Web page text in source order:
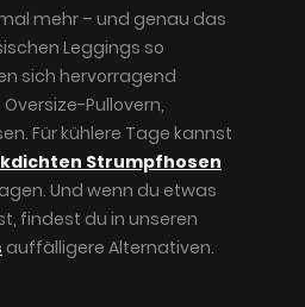
mehr – und genau das
Leggings so
sich hervorragend
Pullovern,
Für kühlere Tage kannst
Strumpfhosen
Und wenn du etwas
findest du in unseren
auffälligere Alternativen.